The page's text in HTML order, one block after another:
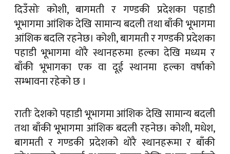
दिउँसोः कोशी, बागमती र गण्डकी प्रदेशका पहाडी
भूभागमा आंशिक देखि सामान्य बदली तथा बाँकी भूभागमा
आंशिक बदलि रहनेछ। कोशी, बागमती र गण्डकी प्रदेशका
पहाडी भूभागमा थोरै स्थानहरुमा हल्का देखि मध्यम र
बाँकी भूभागका एक वा दूई स्थानमा हल्का वर्षाको
सम्भावना रहेको छ ।
रातीः देशको पहाडी भूभागमा आंशिक देखि सामान्य बदली
तथा बाँकी भूभागमा आंशिक बदली रहनेछ। कोशी, मधेश,
बागमती र गण्डकी प्रदेशको थोरै स्थानहरूमा र बाँकी